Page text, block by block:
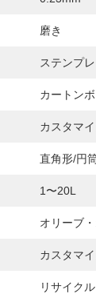
磨き
ステンプ
カートン
カスタマ
直角形/円
1〜20L
オリーブ
カスタマ
リサイク